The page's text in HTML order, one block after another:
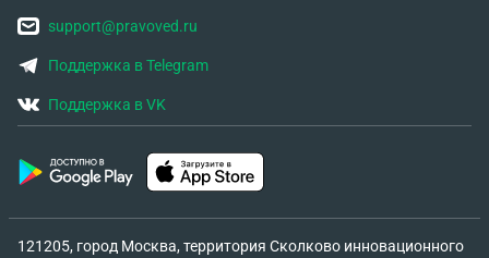
support@pravoved.ru
Поддержка в Telegram
Поддержка в VK
121205, город Москва, территория Сколково инновационного